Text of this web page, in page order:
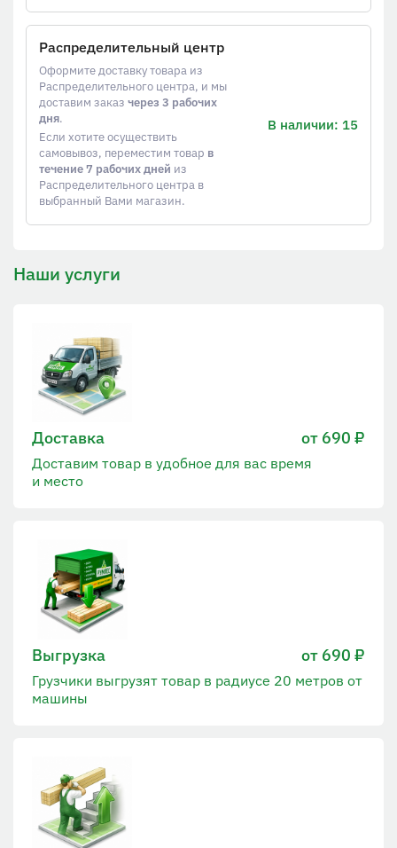
Распределительный центр
Оформите доставку товара из
Распределительного центра, и мы
доставим заказ через 3 рабочих
дня.
Если хотите осуществить
самовывоз, переместим товар в
течение 7 рабочих дней из
Распределительного центра в
выбранный Вами магазин.
В наличии: 15
Наши услуги
Доставка от 690 ₽
Доставим товар в удобное для вас время
и место
Выгрузка от 690 ₽
Грузчики выгрузят товар в радиусе 20 метров от
машины